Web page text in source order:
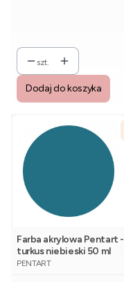
szt.
Dodaj do koszyka
Farba akrylowa Pentart -
turkus niebieski 50 ml
PRODUCENT
PENTART